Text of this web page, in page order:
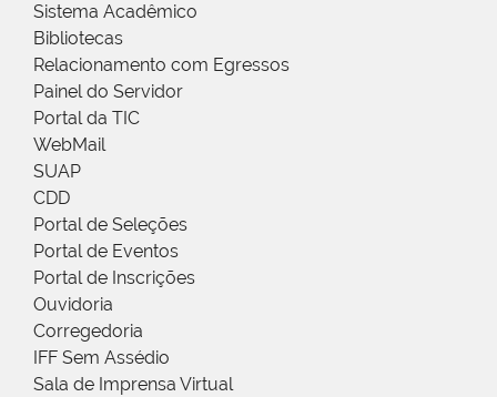
Sistema Acadêmico
Bibliotecas
Relacionamento com Egressos
Painel do Servidor
Portal da TIC
WebMail
SUAP
CDD
Portal de Seleções
Portal de Eventos
Portal de Inscrições
Ouvidoria
Corregedoria
IFF Sem Assédio
Sala de Imprensa Virtual